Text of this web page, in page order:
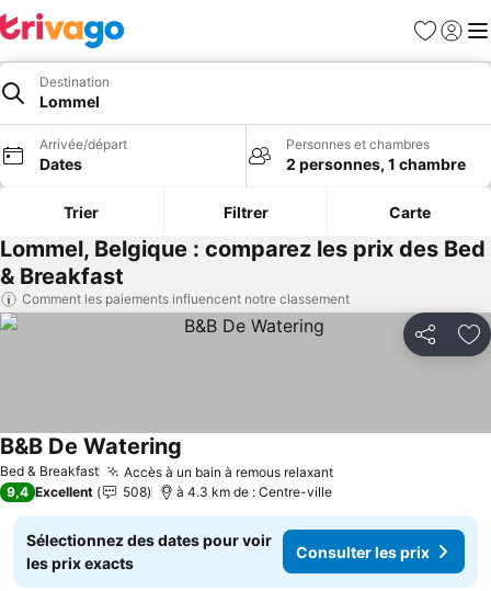
Favoris
Se
Destination
Lommel
Arrivée/départ
Dates
Personnes et chambres
2 personnes, 1 chambre
Trier Filtrer Carte
Lommel, Belgique : comparez les prix des Bed
& Breakfast
Comment les paiements influencent notre classement
Partager
Bed & Breakfast Accès à un bain à remous relaxantConsulter les prix
B&B De Watering
9,4 Excellent 508 à 4.3 km de : Centre-ville
Sélectionnez des dates pour voir
les prix exacts
Consulter les prix